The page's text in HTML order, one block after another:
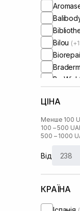
Bilou
Braderm
By
Celimax
Cow
Crumb
Cu Skin
Dear,
Derma-B
ЦІНА
Менше 100
100 – 500
500 – 1000
Від
КРАЇНА